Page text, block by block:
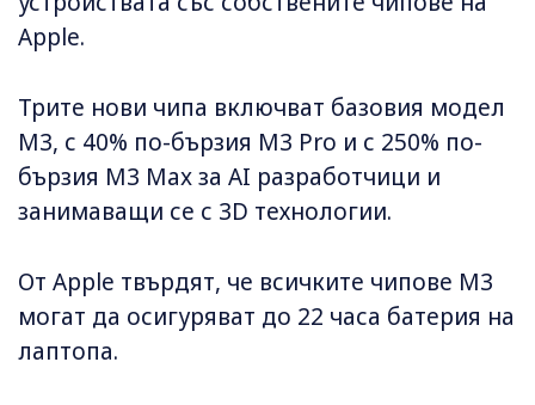
Apple.
Трите нови чипа включват базовия модел
M3, с 40% по-бързия M3 Pro и с 250% по-
бързия M3 Max за AI разработчици и
занимаващи се с 3D технологии.
От Apple твърдят, че всичките чипове M3
могат да осигуряват до 22 часа батерия на
лаптопа.